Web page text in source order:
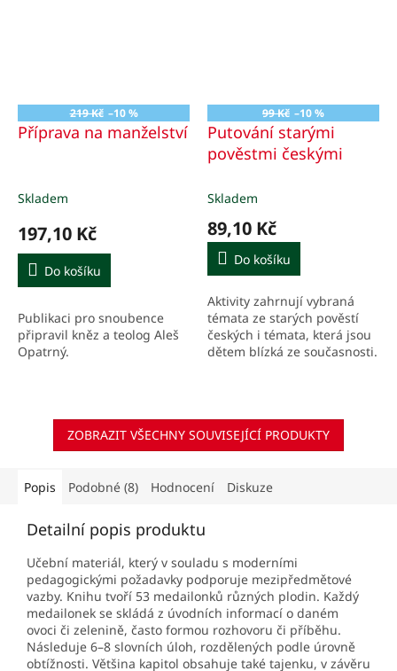
219 Kč –10 %
Příprava na manželství
Skladem
197,10 Kč
Do košíku
Publikaci pro snoubence
připravil kněz a teolog Aleš
Opatrný.
99 Kč –10 %
Putování starými
pověstmi českými
Skladem
89,10 Kč
Do košíku
Aktivity zahrnují vybraná
témata ze starých pověstí
českých i témata, která jsou
dětem blízká ze současnosti.
ZOBRAZIT VŠECHNY SOUVISEJÍCÍ PRODUKTY
Popis Podobné (8) Hodnocení Diskuze
Detailní popis produktu
Učební materiál, který v souladu s moderními
pedagogickými požadavky podporuje mezipředmětové
vazby. Knihu tvoří 53 medailonků různých plodin. Každý
medailonek se skládá z úvodních informací o daném
ovoci či zelenině, často formou rozhovoru či příběhu.
Následuje 6–8 slovních úloh, rozdělených podle úrovně
obtížnosti. Většina kapitol obsahuje také tajenku, v závěru